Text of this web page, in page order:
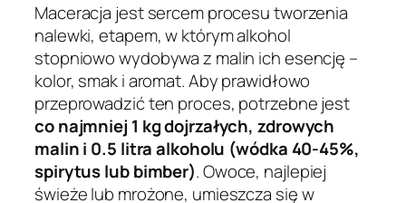
Maceracja jest sercem procesu tworzenia
nalewki, etapem, w którym alkohol
stopniowo wydobywa z malin ich esencję –
kolor, smak i aromat. Aby prawidłowo
przeprowadzić ten proces, potrzebne jest
co najmniej 1 kg dojrzałych, zdrowych
malin i 0.5 litra alkoholu (wódka 40-45%,
spirytus lub bimber). Owoce, najlepiej
świeże lub mrożone, umieszcza się w